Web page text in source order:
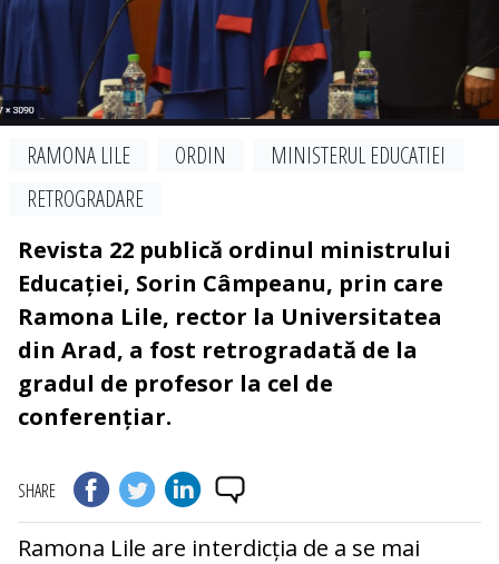
RAMONA LILE ORDIN
MINISTERUL EDUCATIEI
RETROGRADARE
Revista 22 publică ordinul ministrului
Educației, Sorin Câmpeanu, prin care
Ramona Lile, rector la Universitatea
din Arad, a fost retrogradată de la
gradul de profesor la cel de
conferențiar.
SHARE
Ramona Lile are interdicția de a se mai